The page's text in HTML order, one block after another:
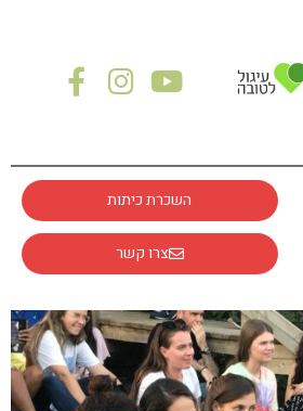
השכרת כיתות
צרו קשר